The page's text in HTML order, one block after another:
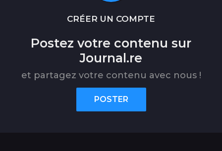
CRÉER UN COMPTE
Postez votre contenu sur
Journal.re
et partagez votre contenu avec nous !
POSTER